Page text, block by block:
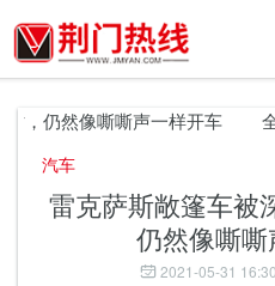
仍然像嘶嘶声一样开车 全
汽车
雷克萨斯敞篷车被
仍然像嘶
2021-05-31